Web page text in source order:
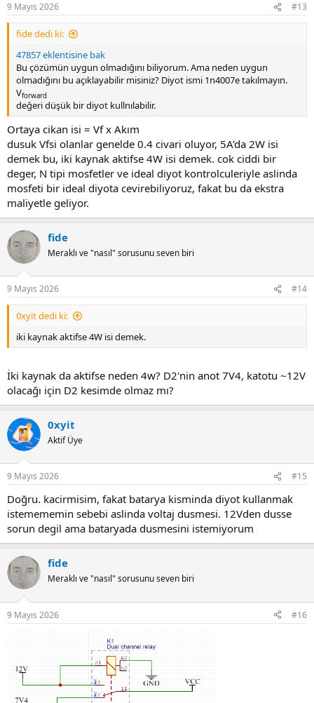
9 Mayıs 2026 #13
fide dedi ki:
47857 eklentisine bak
Bu çözümün uygun olmadığını biliyorum. Ama neden uygun
olmadığını bu açıklayabilir misiniz? Diyot ismi 1n4007e takılmayın.
Vforward
değeri düşük bir diyot kullnılabilir.
Ortaya cikan isi = Vf x Akım
dusuk Vfsi olanlar genelde 0.4 civari oluyor, 5A'da 2W isi
demek bu, iki kaynak aktifse 4W isi demek. cok ciddi bir
deger, N tipi mosfetler ve ideal diyot kontrolculeriyle aslinda
mosfeti bir ideal diyota cevirebiliyoruz, fakat bu da ekstra
maliyetle geliyor.
fide
Meraklı ve "nasıl" sorusunu seven biri
9 Mayıs 2026 #14
0xyit dedi ki:
iki kaynak aktifse 4W isi demek.
İki kaynak da aktifse neden 4w? D2'nin anot 7V4, katotu ~12V
olacağı için D2 kesimde olmaz mı?
0xyit
Aktif Üye
9 Mayıs 2026 #15
Doğru. kacirmisim, fakat batarya kisminda diyot kullanmak
istemememin sebebi aslinda voltaj dusmesi. 12Vden dusse
sorun degil ama bataryada dusmesini istemiyorum
fide
Meraklı ve "nasıl" sorusunu seven biri
9 Mayıs 2026 #16